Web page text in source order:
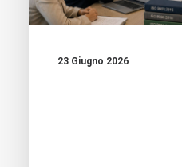
23 Giugno 2026